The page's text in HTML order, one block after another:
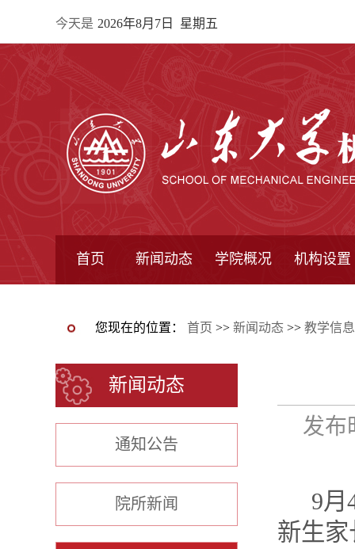
今天是 2026年8月7日 星期五
首页 新闻动态 学院概况 机构设置
您现在的位置： 首页 >> 新闻动态 >> 教学信息
新闻动态
通知公告
院所新闻
发布
9月
新生